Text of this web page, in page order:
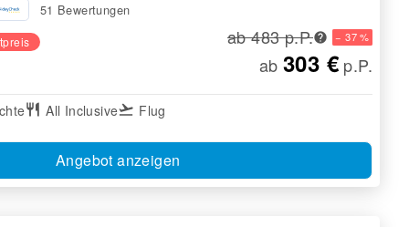
51 Bewertungen
ab 483 p.P. − 37 %
ab 303 € p.P.
restaurant All Inclusiveflight_takeoff Flug
Angebot anzeigen